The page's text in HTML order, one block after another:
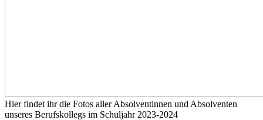
Hier findet ihr die Fotos aller Absolventinnen und Absolventen
unseres Berufskollegs im Schuljahr 2023-2024